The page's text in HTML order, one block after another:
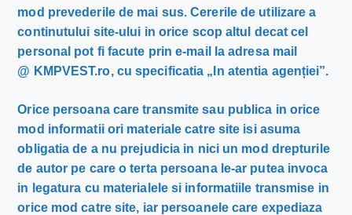
mod prevederile de mai sus. Cererile de utilizare a
continutului site-ului in orice scop altul decat cel
personal pot fi facute prin e-mail la adresa mail
@ KMPVEST.ro, cu specificatia „In atentia agenției”.
Orice persoana care transmite sau publica in orice
mod informatii ori materiale catre site isi asuma
obligatia de a nu prejudicia in nici un mod drepturile
de autor pe care o terta persoana le-ar putea invoca
in legatura cu materialele si informatiile transmise in
orice mod catre site, iar persoanele care expediaza